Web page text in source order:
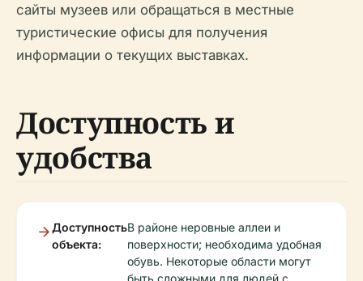
сайты музеев или обращаться в местные
туристические офисы для получения
информации о текущих выставках.
Доступность и
удобства
Доступность
объекта:
В районе неровные аллеи и
поверхности; необходима удобная
обувь. Некоторые области могут
быть сложными для людей с